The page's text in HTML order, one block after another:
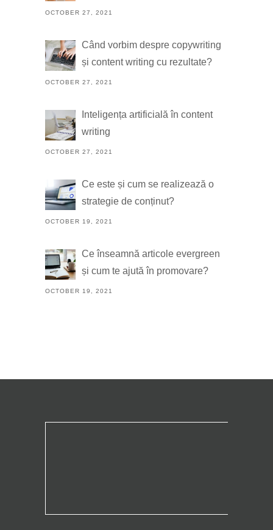
OCTOBER 27, 2021
Când vorbim despre copywriting
și content writing cu rezultate?
OCTOBER 27, 2021
Inteligența artificială în content
writing
OCTOBER 27, 2021
Ce este și cum se realizează o
strategie de conținut?
OCTOBER 19, 2021
Ce înseamnă articole evergreen
și cum te ajută în promovare?
OCTOBER 19, 2021